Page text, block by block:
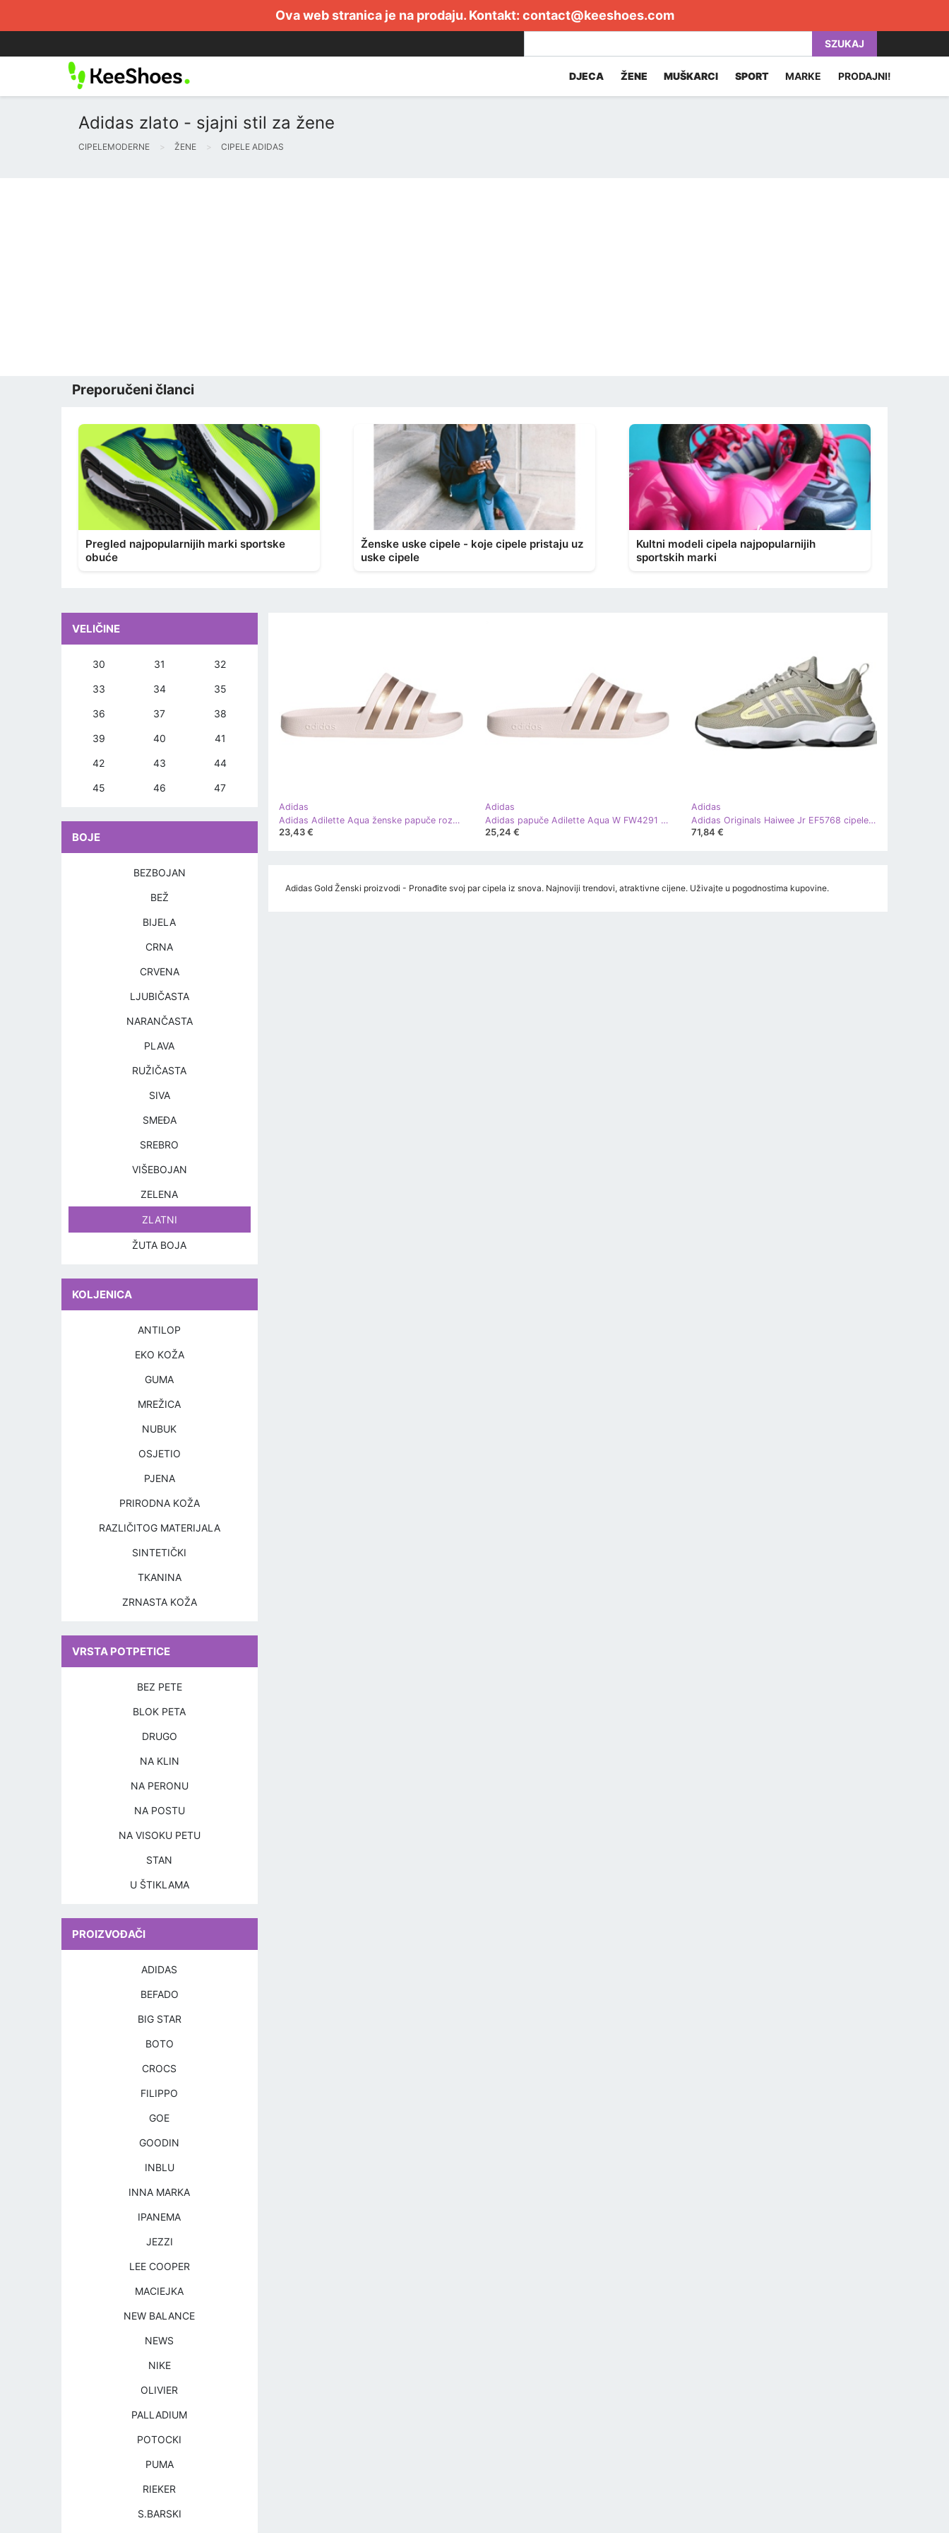
Ova web stranica je na prodaju. Kontakt: contact@keeshoes.com
SZUKAJ
DJECA ŽENE MUŠKARCI SPORT MARKE PRODAJNI!
Adidas zlato - sjajni stil za žene
CIPELEMODERNE ŽENE CIPELE ADIDAS
Preporučeni članci
Pregled najpopularnijih marki sportske
obuće
Ženske uske cipele - koje cipele pristaju uz
uske cipele
Kultni modeli cipela najpopularnijih
sportskih marki
Adidas
Adidas Adilette Aqua ženske papuče roze i zlatne FW4291 ružičasta zlatni
23,43 €
Adidas
Adidas papuče Adilette Aqua W FW4291 ružičasta zlatni
25,24 €
Adidas
Adidas Originals Haiwee Jr EF5768 cipele zelena zlatni
71,84 €
Adidas Gold Ženski proizvodi - Pronađite svoj par cipela iz snova. Najnoviji trendovi, atraktivne cijene. Uživajte u pogodnostima kupovine.
VELIČINE
30 31 32
33 34 35
36 37 38
39 40 41
42 43 44
45 46 47
BOJE
BEZBOJAN
BEŽ
BIJELA
CRNA
CRVENA
LJUBIČASTA
NARANČASTA
PLAVA
RUŽIČASTA
SIVA
SMEĐA
SREBRO
VIŠEBOJAN
ZELENA
ZLATNI
ŽUTA BOJA
KOLJENICA
ANTILOP
EKO KOŽA
GUMA
MREŽICA
NUBUK
OSJETIO
PJENA
PRIRODNA KOŽA
RAZLIČITOG MATERIJALA
SINTETIČKI
TKANINA
ZRNASTA KOŽA
VRSTA POTPETICE
BEZ PETE
BLOK PETA
DRUGO
NA KLIN
NA PERONU
NA POSTU
NA VISOKU PETU
STAN
U ŠTIKLAMA
PROIZVOĐAČI
ADIDAS
BEFADO
BIG STAR
BOTO
CROCS
FILIPPO
GOE
GOODIN
INBLU
INNA MARKA
IPANEMA
JEZZI
LEE COOPER
MACIEJKA
NEW BALANCE
NEWS
NIKE
OLIVIER
PALLADIUM
POTOCKI
PUMA
RIEKER
S.BARSKI